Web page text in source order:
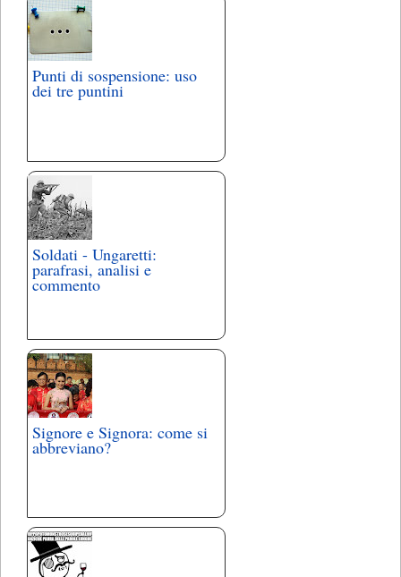
Punti di sospensione: uso
dei tre puntini
Soldati - Ungaretti:
parafrasi, analisi e
commento
Signore e Signora: come si
abbreviano?